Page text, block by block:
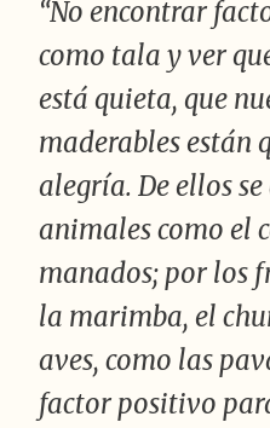
“No encontrar
como tala y ver
está quieta, que
maderables están
alegría. De ellos
animales como el
manados; por los
la marimba, el
aves, como las
factor positivo